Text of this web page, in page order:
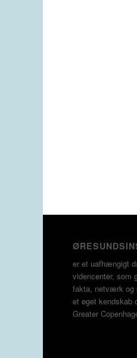
er et uafhængigt
videncenter, som
fakta, netværk og
et øget kendskab
Greater